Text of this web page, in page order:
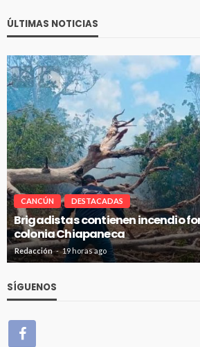
ÚLTIMAS NOTICIAS
43
CANCÚN DESTACADAS
Avanza en tiempo y forma la
de absorción en Cancún
Redacción 19 horas ago
SÍGUENOS